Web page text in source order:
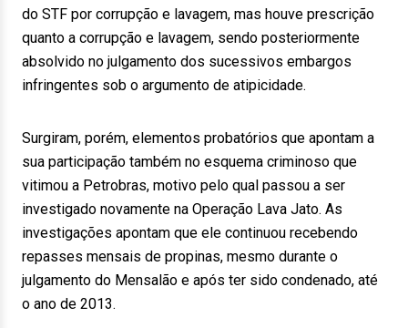
do STF por corrupção e lavagem, mas houve prescrição
quanto a corrupção e lavagem, sendo posteriormente
absolvido no julgamento dos sucessivos embargos
infringentes sob o argumento de atipicidade.
Surgiram, porém, elementos probatórios que apontam a
sua participação também no esquema criminoso que
vitimou a Petrobras, motivo pelo qual passou a ser
investigado novamente na Operação Lava Jato. As
investigações apontam que ele continuou recebendo
repasses mensais de propinas, mesmo durante o
julgamento do Mensalão e após ter sido condenado, até
o ano de 2013.